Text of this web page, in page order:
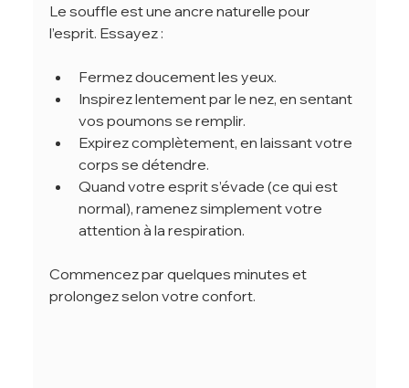
Le souffle est une ancre naturelle pour
l’esprit. Essayez :
Fermez doucement les yeux.
Inspirez lentement par le nez, en sentant
vos poumons se remplir.
Expirez complètement, en laissant votre
corps se détendre.
Quand votre esprit s’évade (ce qui est
normal), ramenez simplement votre
attention à la respiration.
Commencez par quelques minutes et
prolongez selon votre confort.